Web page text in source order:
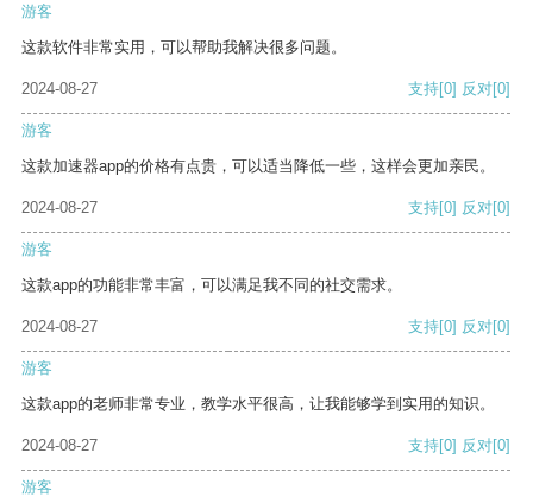
游客
这款软件非常实用，可以帮助我解决很多问题。
2024-08-27 支持[0] 反对[0]
游客
这款加速器app的价格有点贵，可以适当降低一些，这样会更加亲民。
2024-08-27 支持[0] 反对[0]
游客
这款app的功能非常丰富，可以满足我不同的社交需求。
2024-08-27 支持[0] 反对[0]
游客
这款app的老师非常专业，教学水平很高，让我能够学到实用的知识。
2024-08-27 支持[0] 反对[0]
游客